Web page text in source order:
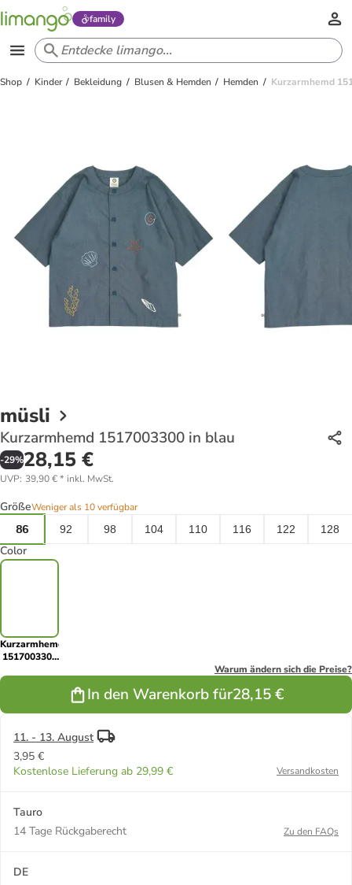
family
Shop Kinder Bekleidung Blusen & Hemden Hemden Kurzarmhemd
müsli
Kurzarmhemd 1517003300 in blau
-29%28,15 €
UVP: 39,90 €* inkl. MwSt.
GrößeWeniger als 10 verfügbar
86
92 98 104 110 116 122 128
Color
Kurzarmhemd
1517003300
Warum ändern sich die Preise?
In den Warenkorb für28,15 €
11. - 13. August
3,95 €
Kostenlose Lieferung ab 29,99 €
Versandkosten
Tauro
14 Tage Rückgaberecht
Zu den FAQs
DE